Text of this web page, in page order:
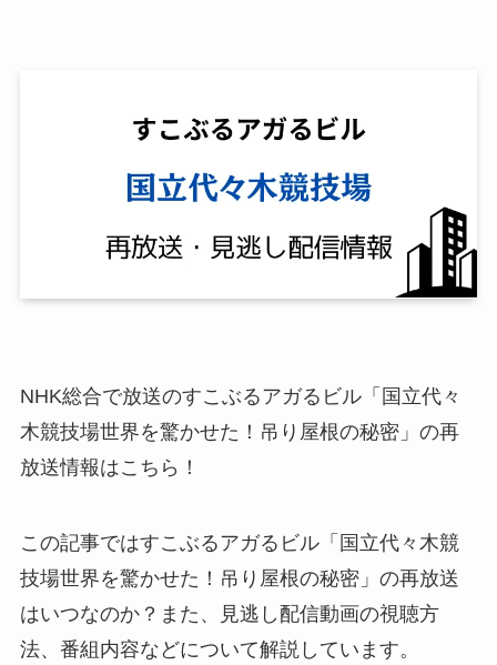
NHK総合で放送のすこぶるアガるビル「国立代々
木競技場世界を驚かせた！吊り屋根の秘密」の再
放送情報はこちら！
この記事ではすこぶるアガるビル「国立代々木競
技場世界を驚かせた！吊り屋根の秘密」の再放送
はいつなのか？また、見逃し配信動画の視聴方
法、番組内容などについて解説しています。